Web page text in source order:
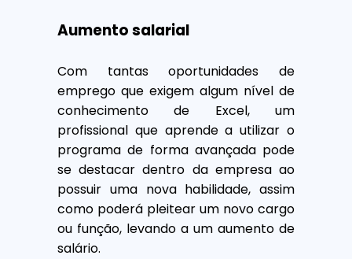
Aumento salarial
Com tantas oportunidades de
emprego que exigem algum nível de
conhecimento de Excel, um
profissional que aprende a utilizar o
programa de forma avançada pode
se destacar dentro da empresa ao
possuir uma nova habilidade, assim
como poderá pleitear um novo cargo
ou função, levando a um aumento de
salário.